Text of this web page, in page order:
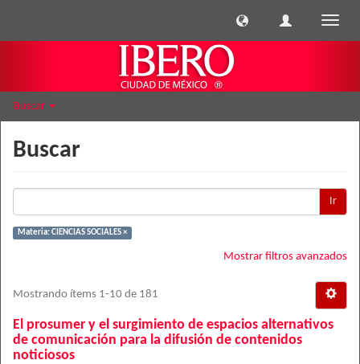
Buscar
Buscar
Ir
Materia: CIENCIAS SOCIALES ×
Mostrar filtros avanzados
Mostrando ítems 1-10 de 181
El prosumer y el surgimiento de espacios alternativos
de comunicación para la difusión de contenidos
noticiosos